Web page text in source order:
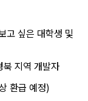
고 싶은 대학생 및
북 지역 개발자
환급 예정)